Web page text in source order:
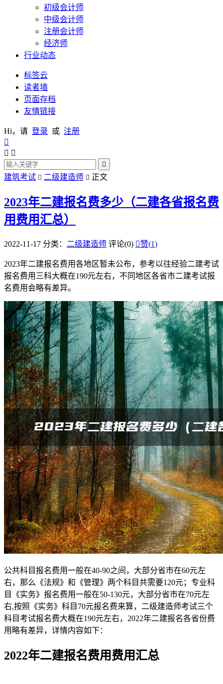
初级会计师
中级会计师
注册会计师
经济师
行业动态
标签云
读者墙
页面存档
友情链接
Hi，请 登录 或 注册

 

建筑考试  二级建造师  正文
2023年二建报名费多少（二建各省报名费
用费用汇总）
2022-11-17 分类： 二级建造师 评论(0) 赞(1)
2023年二建报名费用各地区暂未公布，参考以往经验二建考试
报名费用三科大概在190元左右，不同地区各省市二建考试报
名费用会略有差异。
公共科目报名费用一般在40-90之间，大部分省市在60元左
右，那么《法规》和《管理》两个科目共需要120元；专业科
目《实务》报名费用一般在50-130元，大部分省市在70元左
右,按照《实务》科目70元报名费来算，二级建造师考试三个
科目考试报名费大概在190元左右，2022年二建报名各省份费
用略有差异，详情内容如下：
2022年二建报名费用费用汇总